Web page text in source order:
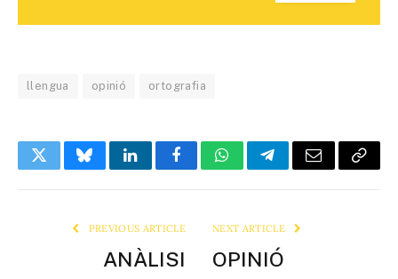
llengua opinió ortografia
TwitterBlueskyLinkedInFacebookWhatsAppTelegramEmail Copy
PREVIOUS ARTICLE
ANÀLISI
NEXT ARTICLE
OPINIÓ